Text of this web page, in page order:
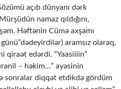
açıb dünyanı dərk
namaz qıldığını,
Həftənin Cümə axşamı
aramsız olaraq,
qiraət edərdi. “Yaasiiiin”
– həkim…” ayəsinin
sonralar diqqət etdikdə gördüm